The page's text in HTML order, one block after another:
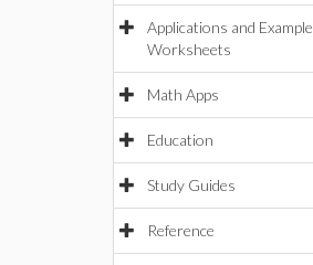
Applications and Example
Worksheets
Math Apps
Education
Study Guides
Reference